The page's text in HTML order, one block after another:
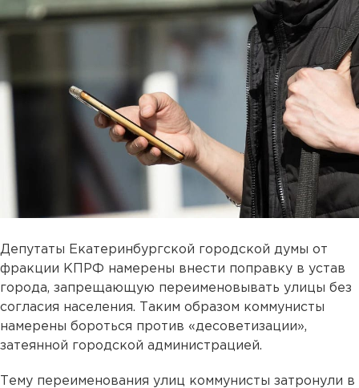
Депутаты Екатеринбургской городской думы от
фракции КПРФ намерены внести поправку в устав
города, запрещающую переименовывать улицы без
согласия населения. Таким образом коммунисты
намерены бороться против «десоветизации»,
затеянной городской администрацией.
Тему переименования улиц коммунисты затронули в